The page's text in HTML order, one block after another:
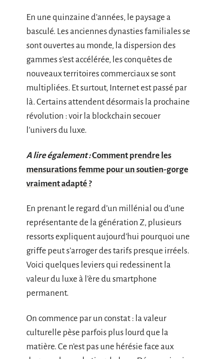
En une quinzaine d’années, le paysage a
basculé. Les anciennes dynasties familiales se
sont ouvertes au monde, la dispersion des
gammes s’est accélérée, les conquêtes de
nouveaux territoires commerciaux se sont
multipliées. Et surtout, Internet est passé par
là. Certains attendent désormais la prochaine
révolution : voir la blockchain secouer
l’univers du luxe.
A lire également :Comment prendre les
mensurations femme pour un soutien-gorge
vraiment adapté ?
En prenant le regard d’un millénial ou d’une
représentante de la génération Z, plusieurs
ressorts expliquent aujourd’hui pourquoi une
griffe peut s’arroger des tarifs presque irréels.
Voici quelques leviers qui redessinent la
valeur du luxe à l’ère du smartphone
permanent.
On commence par un constat : la valeur
culturelle pèse parfois plus lourd que la
matière. Ce n’est pas une hérésie face aux